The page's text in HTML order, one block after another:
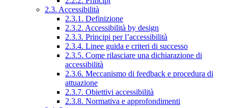
2.3. Accessibilità
2.3.1. Definizione
2.3.2. Accessibilità by design
2.3.3. Principi per l’accessibilità
2.3.4. Linee guida e criteri di successo
2.3.5. Come rilasciare una dichiarazione di
accessibilità
2.3.6. Meccanismo di feedback e procedura di
attuazione
2.3.7. Obiettivi accessibilità
2.3.8. Normativa e approfondimenti